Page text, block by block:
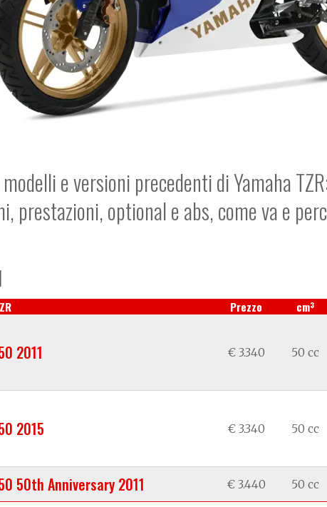
e versioni precedenti di Yamaha
prestazioni, optional e abs, come va e
Prezzo cm3
2011 € 3.340 50 cc
2015 € 3.340 50 cc
50th Anniversary 2011 € 3.440 50 cc